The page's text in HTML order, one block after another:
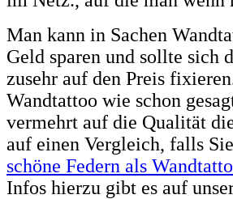
Man kann in Sachen
Geld sparen und sollte sich
zusehr auf den Preis
Wandtattoo wie schon
vermehrt auf die Qualität
auf einen Vergleich, falls
schöne Federn als
Infos hierzu gibt es auf